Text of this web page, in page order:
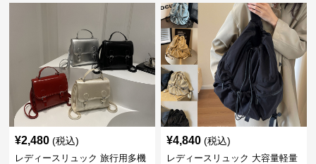
¥2,480 (税込)
レディースリュック 旅行用多機
¥4,840 (税込)
レディースリュック 大容量軽量